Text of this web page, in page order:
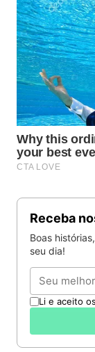
Receba
Boas
seu dia!
Email
Li e aceito